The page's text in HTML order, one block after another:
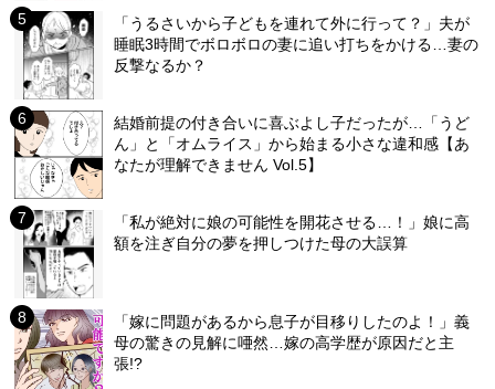
「うるさいから子どもを連れて外に行って？」夫が
睡眠3時間でボロボロの妻に追い打ちをかける…妻の
反撃なるか？
結婚前提の付き合いに喜ぶよし子だったが…「うど
ん」と「オムライス」から始まる小さな違和感【あ
なたが理解できません Vol.5】
「私が絶対に娘の可能性を開花させる…！」娘に高
額を注ぎ自分の夢を押しつけた母の大誤算
「嫁に問題があるから息子が目移りしたのよ！」義
母の驚きの見解に唖然…嫁の高学歴が原因だと主
張!?